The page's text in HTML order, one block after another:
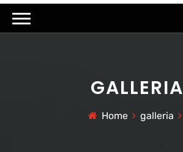
GALLERIA
Home galleria